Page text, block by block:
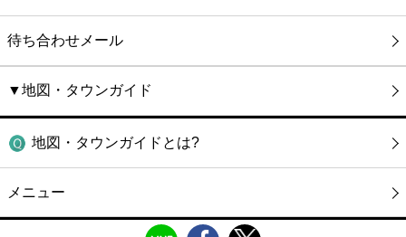
待ち合わせメール
▼地図・タウンガイド
地図・タウンガイドとは?
メニュー